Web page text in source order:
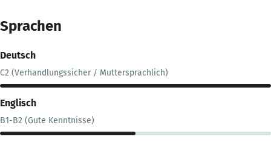
Sprachen
Deutsch
C2 (Verhandlungssicher / Muttersprachlich)
Englisch
B1-B2 (Gute Kenntnisse)